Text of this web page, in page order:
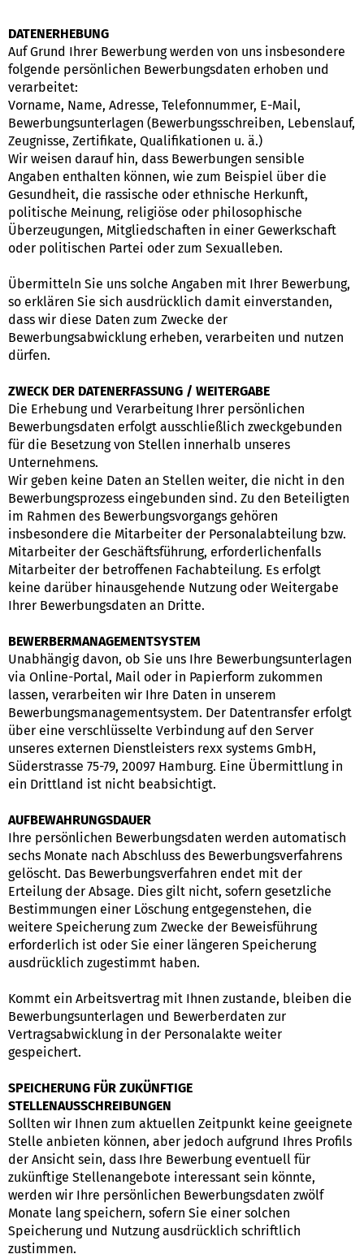
DATENERHEBUNG
Auf Grund Ihrer Bewerbung werden von uns insbesondere
folgende persönlichen Bewerbungsdaten erhoben und
verarbeitet:
Vorname, Name, Adresse, Telefonnummer, E-Mail,
Bewerbungsunterlagen (Bewerbungsschreiben, Lebenslauf,
Zeugnisse, Zertifikate, Qualifikationen u. ä.)
Wir weisen darauf hin, dass Bewerbungen sensible
Angaben enthalten können, wie zum Beispiel über die
Gesundheit, die rassische oder ethnische Herkunft,
politische Meinung, religiöse oder philosophische
Überzeugungen, Mitgliedschaften in einer Gewerkschaft
oder politischen Partei oder zum Sexualleben.
Übermitteln Sie uns solche Angaben mit Ihrer Bewerbung,
so erklären Sie sich ausdrücklich damit einverstanden,
dass wir diese Daten zum Zwecke der
Bewerbungsabwicklung erheben, verarbeiten und nutzen
dürfen.
ZWECK DER DATENERFASSUNG / WEITERGABE
Die Erhebung und Verarbeitung Ihrer persönlichen
Bewerbungsdaten erfolgt ausschließlich zweckgebunden
für die Besetzung von Stellen innerhalb unseres
Unternehmens.
Wir geben keine Daten an Stellen weiter, die nicht in den
Bewerbungsprozess eingebunden sind. Zu den Beteiligten
im Rahmen des Bewerbungsvorgangs gehören
insbesondere die Mitarbeiter der Personalabteilung bzw.
Mitarbeiter der Geschäftsführung, erforderlichenfalls
Mitarbeiter der betroffenen Fachabteilung. Es erfolgt
keine darüber hinausgehende Nutzung oder Weitergabe
Ihrer Bewerbungsdaten an Dritte.
BEWERBERMANAGEMENTSYSTEM
Unabhängig davon, ob Sie uns Ihre Bewerbungsunterlagen
via Online-Portal, Mail oder in Papierform zukommen
lassen, verarbeiten wir Ihre Daten in unserem
Bewerbungsmanagementsystem. Der Datentransfer erfolgt
über eine verschlüsselte Verbindung auf den Server
unseres externen Dienstleisters rexx systems GmbH,
Süderstrasse 75-79, 20097 Hamburg. Eine Übermittlung in
ein Drittland ist nicht beabsichtigt.
AUFBEWAHRUNGSDAUER
Ihre persönlichen Bewerbungsdaten werden automatisch
sechs Monate nach Abschluss des Bewerbungsverfahrens
gelöscht. Das Bewerbungsverfahren endet mit der
Erteilung der Absage. Dies gilt nicht, sofern gesetzliche
Bestimmungen einer Löschung entgegenstehen, die
weitere Speicherung zum Zwecke der Beweisführung
erforderlich ist oder Sie einer längeren Speicherung
ausdrücklich zugestimmt haben.
Kommt ein Arbeitsvertrag mit Ihnen zustande, bleiben die
Bewerbungsunterlagen und Bewerberdaten zur
Vertragsabwicklung in der Personalakte weiter
gespeichert.
SPEICHERUNG FÜR ZUKÜNFTIGE
STELLENAUSSCHREIBUNGEN
Sollten wir Ihnen zum aktuellen Zeitpunkt keine geeignete
Stelle anbieten können, aber jedoch aufgrund Ihres Profils
der Ansicht sein, dass Ihre Bewerbung eventuell für
zukünftige Stellenangebote interessant sein könnte,
werden wir Ihre persönlichen Bewerbungsdaten zwölf
Monate lang speichern, sofern Sie einer solchen
Speicherung und Nutzung ausdrücklich schriftlich
zustimmen.